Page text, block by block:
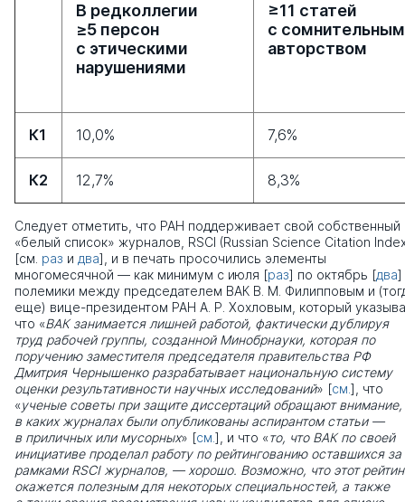
В редколлегии
≥5 персон
с этическими
нарушениями
≥11 статей
с сомнительным
авторством
К1 10,0% 7,6%
К2 12,7% 8,3%
Следует отметить, что РАН поддерживает свой собственный
«белый список» журналов, RSCI (Russian Science Citation
[см. раз и два], и в печать просочились элементы
многомесячной — как минимум с июля [раз] по октябрь [два
полемики между председателем ВАК В. М. Филипповым и
еще) вице-президентом РАН А. Р. Хохловым, который
что «ВАК занимается лишней работой, фактически дублируя
труд рабочей группы, созданной Минобрнауки, которая по
поручению заместителя председателя правительства РФ
Дмитрия Чернышенко разрабатывает национальную систему
оценки результативности научных исследований» [см. ], что
«ученые советы при защите диссертаций обращают внимание,
в каких журналах были опубликованы аспирантом статьи —
в приличных или мусорных» [см. ], и что «то, что ВАК по своей
инициативе проделал работу по рейтингованию оставшихся за
рамками RSCI журналов, — хорошо. Возможно, что этот
окажется полезным для некоторых специальностей, а также